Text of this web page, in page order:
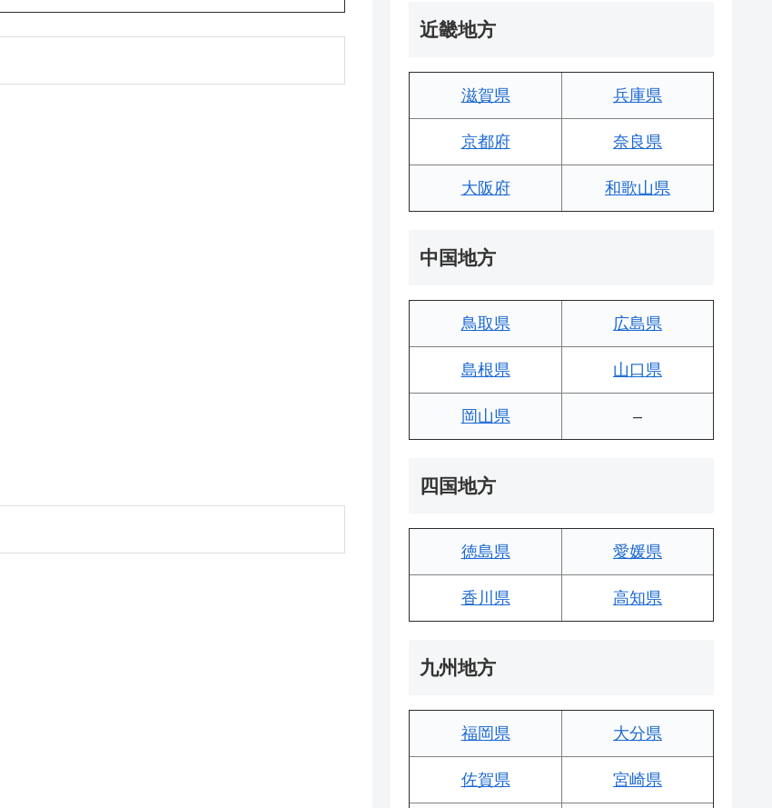
近畿地方
滋賀県 兵庫県
京都府 奈良県
大阪府 和歌山県
中国地方
鳥取県 広島県
島根県 山口県
岡山県 –
四国地方
徳島県 愛媛県
香川県 高知県
九州地方
福岡県 大分県
佐賀県 宮崎県